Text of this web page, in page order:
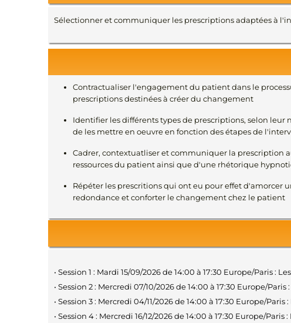
Sélectionner et communiquer les prescriptions adaptées à
Contractualiser l'engagement du patient dans le
prescriptions destinées à créer du changement
Identifier les différents types de prescriptions, selon
de les mettre en oeuvre en fonction des étapes de
Cadrer, contextuatliser et communiquer la prescription
ressources du patient ainsi que d'une rhétorique
Répéter les prescritions qui ont eu pour effet
redondance et conforter le changement chez le patient
• Session 1 : Mardi 15/09/2026 de 14:00 à 17:30 Europe/Paris :
• Session 2 : Mercredi 07/10/2026 de 14:00 à 17:30 Europe/
• Session 3 : Mercredi 04/11/2026 de 14:00 à 17:30 Europe/
• Session 4 : Mercredi 16/12/2026 de 14:00 à 17:30 Europe/